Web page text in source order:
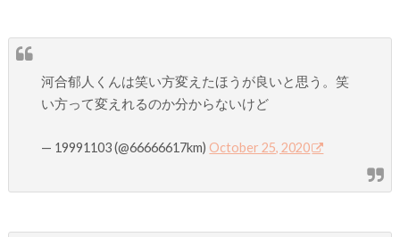
河合郁人くんは笑い方変えたほうが良いと思う。笑
い方って変えれるのか分からないけど
— 19991103 (@66666617km)October 25, 2020